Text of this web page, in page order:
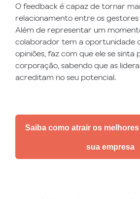
O feedback é capaz de tornar
relacionamento entre os gestores
Além de representar um
colaborador tem a oportunidade
opiniões, faz com que ele se sinta
corporação, sabendo que as
acreditam no seu potencial.
Saiba como atrair os
sua empresa